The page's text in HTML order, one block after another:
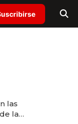
las
la